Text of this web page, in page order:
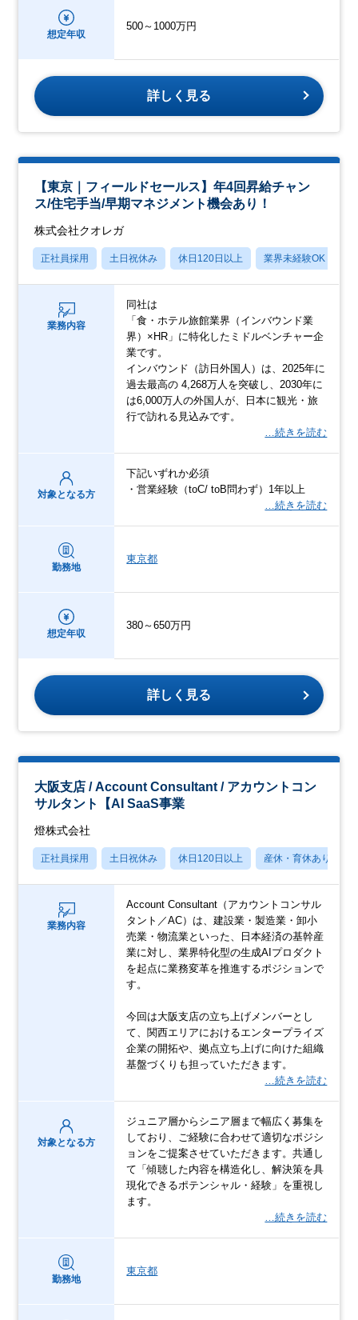
想定年収
500～1000万円
詳しく見る
【東京｜フィールドセールス】年4回昇給チャン
ス/住宅手当/早期マネジメント機会あり！
株式会社クオレガ
正社員採用 土日祝休み 休日120日以上 業界未経験OK
業務内容
同社は
「食・ホテル旅館業界（インバウンド業
界）×HR」に特化したミドルベンチャー企
業です。
インバウンド（訪日外国人）は、2025年に
過去最高の 4,268万人を突破し、2030年に
は6,000万人の外国人が、日本に観光・旅
行で訪れる見込みです。
…続きを読む
対象となる方
下記いずれか必須
・営業経験（toC/ toB問わず）1年以上
…続きを読む
勤務地
東京都
想定年収
380～650万円
詳しく見る
大阪支店 / Account Consultant / アカウントコン
サルタント【AI SaaS事業
燈株式会社
正社員採用 土日祝休み 休日120日以上 産休・育休あり
業務内容
Account Consultant（アカウントコンサル
タント／AC）は、建設業・製造業・卸小
売業・物流業といった、日本経済の基幹産
業に対し、業界特化型の生成AIプロダクト
を起点に業務変革を推進するポジションで
す。
今回は大阪支店の立ち上げメンバーとし
て、関西エリアにおけるエンタープライズ
企業の開拓や、拠点立ち上げに向けた組織
基盤づくりも担っていただきます。
…続きを読む
対象となる方
ジュニア層からシニア層まで幅広く募集を
しており、ご経験に合わせて適切なポジシ
ョンをご提案させていただきます。共通し
て「傾聴した内容を構造化し、解決策を具
現化できるポテンシャル・経験」を重視し
ます。
…続きを読む
勤務地
東京都